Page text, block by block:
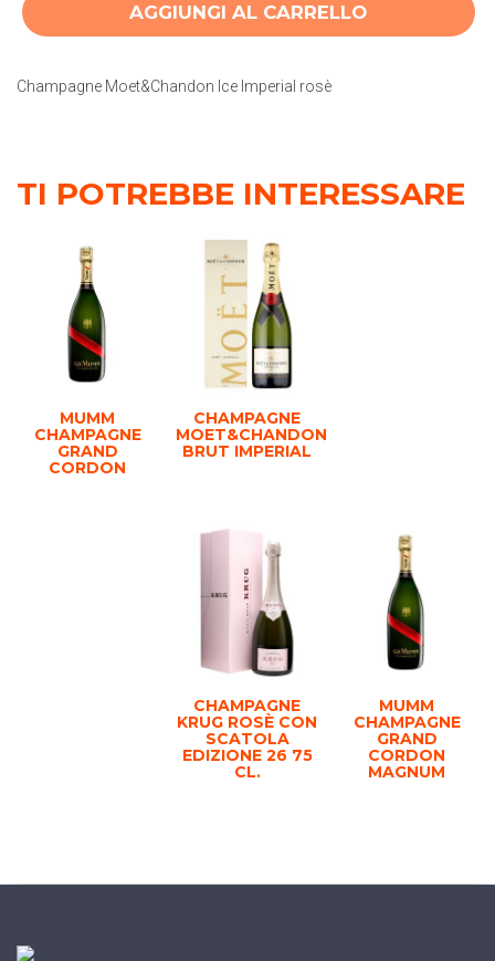
AGGIUNGI AL CARRELLO
Champagne Moet&Chandon Ice Imperial rosè
TI POTREBBE INTERESSARE
MUMM
CHAMPAGNE
GRAND
CORDON
CHAMPAGNE
MOET&CHANDON
BRUT IMPERIAL
CHAMPAGNE
KRUG ROSÈ CON
SCATOLA
EDIZIONE 26 75
CL.
MUMM
CHAMPAGNE
GRAND
CORDON
MAGNUM